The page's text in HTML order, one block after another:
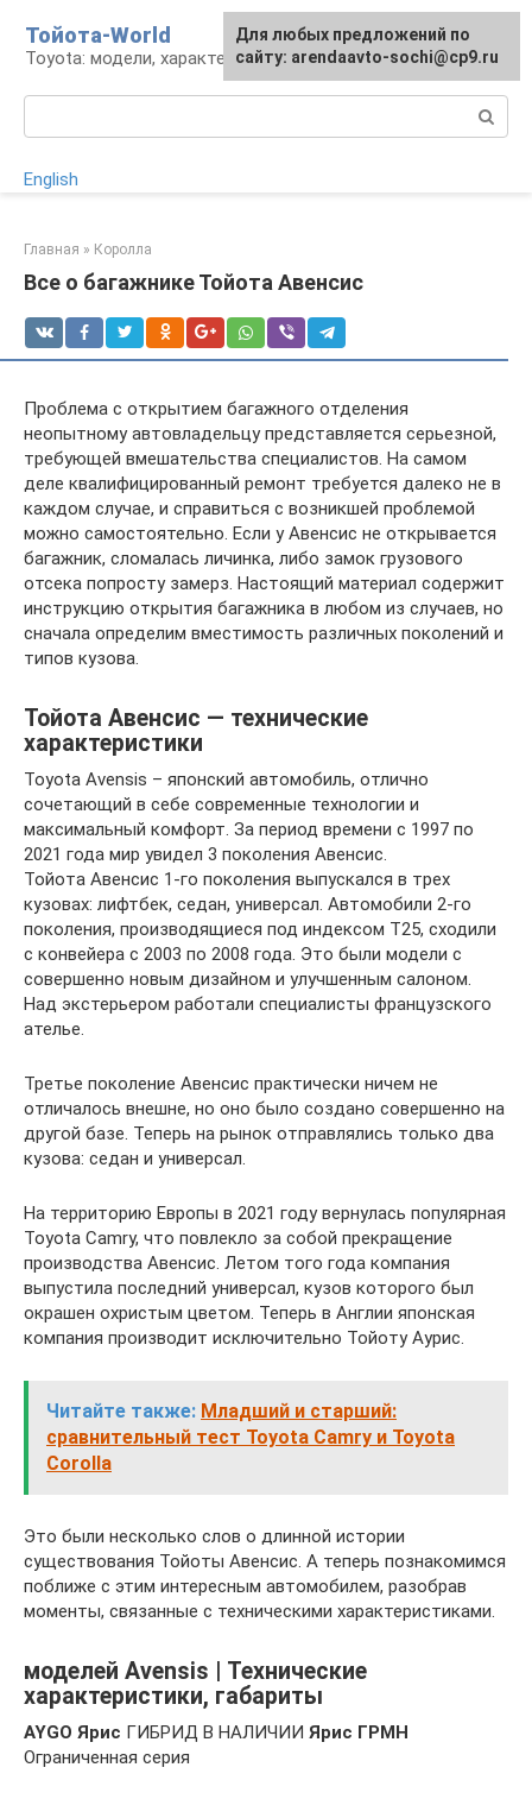
контенту
Тойота-World
Toyota: модели, характеристики, проблемы
English
Главная » Королла
Все о багажнике Тойота Авенсис
Проблема с открытием багажного отделения
неопытному автовладельцу представляется серьезной,
требующей вмешательства специалистов. На самом
деле квалифицированный ремонт требуется далеко не в
каждом случае, и справиться с возникшей проблемой
можно самостоятельно. Если у Авенсис не открывается
багажник, сломалась личинка, либо замок грузового
отсека попросту замерз. Настоящий материал содержит
инструкцию открытия багажника в любом из случаев, но
сначала определим вместимость различных поколений и
типов кузова.
Тойота Авенсис — технические
характеристики
Toyota Avensis – японский автомобиль, отлично
сочетающий в себе современные технологии и
максимальный комфорт. За период времени с 1997 по
2021 года мир увидел 3 поколения Авенсис.
Тойота Авенсис 1-го поколения выпускался в трех
кузовах: лифтбек, седан, универсал. Автомобили 2-го
поколения, производящиеся под индексом Т25, сходили
с конвейера с 2003 по 2008 года. Это были модели с
совершенно новым дизайном и улучшенным салоном.
Над экстерьером работали специалисты французского
ателье.
Третье поколение Авенсис практически ничем не
отличалось внешне, но оно было создано совершенно на
другой базе. Теперь на рынок отправлялись только два
кузова: седан и универсал.
На территорию Европы в 2021 году вернулась популярная
Toyota Camry, что повлекло за собой прекращение
производства Авенсис. Летом того года компания
выпустила последний универсал, кузов которого был
окрашен охристым цветом. Теперь в Англии японская
компания производит исключительно Тойоту Аурис.
Читайте также: Младший и старший:
сравнительный тест Toyota Camry и Toyota
Corolla
Это были несколько слов о длинной истории
существования Тойоты Авенсис. А теперь познакомимся
поближе с этим интересным автомобилем, разобрав
моменты, связанные с техническими характеристиками.
моделей Avensis | Технические
характеристики, габариты
AYGO Ярис ГИБРИД В НАЛИЧИИ Ярис ГРМН
Ограниченная серия
Для любых предложений по
сайту: arendaavto-sochi@cp9.ru